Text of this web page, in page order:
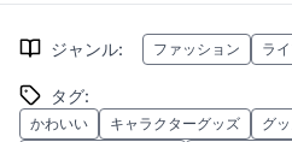
ジャンル: ファッション ラ
タグ:
かわいい キャラクターグッズ グ